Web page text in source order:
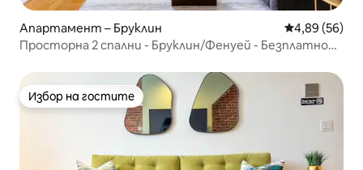
Апартамент – Бруклин Средна
4,89 (56)
Просторна 2 спални - Бруклин/Фенуей - Безплатно
Избор на гостите
Избор на гостите